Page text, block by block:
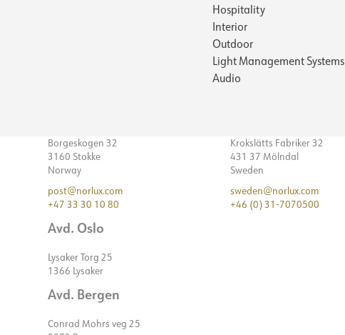
Hospitality
Interior
Outdoor
Light Management Systems
Audio
Borgeskogen 32
3160 Stokke
Norway
post@norlux.com
+47 33 30 10 80
Avd. Oslo
Lysaker Torg 25
1366 Lysaker
Avd. Bergen
Conrad Mohrs veg 25
Krokslätts Fabriker 32
431 37 Mölndal
Sweden
sweden@norlux.com
+46 (0) 31-7070500